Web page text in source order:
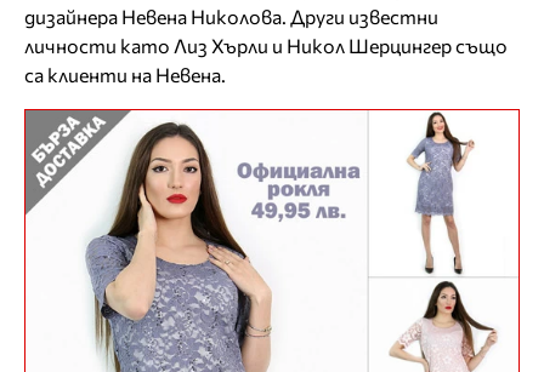
дизайнера Невена Николова. Други известни
личности като Лиз Хърли и Никол Шерцингер също
са клиенти на Невена.